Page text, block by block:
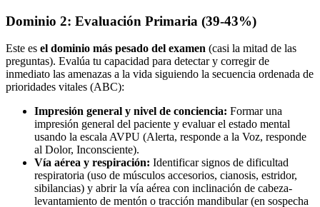
Dominio 2: Evaluación Primaria (39-43%)
Este es el dominio más pesado del examen (casi la mitad de las
preguntas). Evalúa tu capacidad para detectar y corregir de
inmediato las amenazas a la vida siguiendo la secuencia ordenada de
prioridades vitales (ABC):
Impresión general y nivel de conciencia: Formar una
impresión general del paciente y evaluar el estado mental
usando la escala AVPU (Alerta, responde a la Voz, responde
al Dolor, Inconsciente).
Vía aérea y respiración: Identificar signos de dificultad
respiratoria (uso de músculos accesorios, cianosis, estridor,
sibilancias) y abrir la vía aérea con inclinación de cabeza-
levantamiento de mentón o tracción mandibular (en sospecha